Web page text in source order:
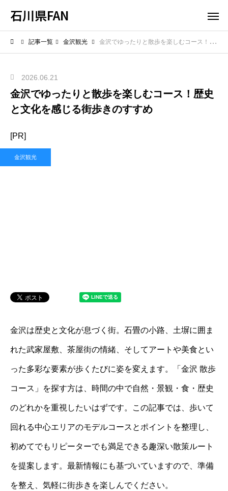
石川県FAN
記事一覧 金沢観光 金沢でゆったりと散歩を楽しむコース！歴史と文化を感じる街歩きのすすめ
2026.06.21
金沢でゆったりと散歩を楽しむコース！歴史
と文化を感じる街歩きのすすめ
[PR]
金沢観光
金沢は歴史と文化が息づく街。石畳の小路、土塀に囲ま
れた武家屋敷、茶屋街の情緒、そしてアートや美食とい
った多彩な要素が歩くたびに姿を変えます。「金沢 散歩
コース」を探す方は、時間の中で自然・景観・食・歴史
のどれかを重視したいはずです。この記事では、歩いて
回れる中心エリアのモデルコースとポイントを整理し、
初めてでもリピーターでも満足できる趣深い散策ルート
を提案します。最新情報にも基づいていますので、準備
を整え、気軽に街歩きを楽しんでください。